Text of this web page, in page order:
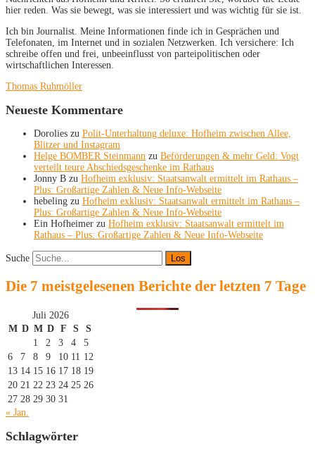
hier reden. Was sie bewegt, was sie interessiert und was wichtig für sie ist.
Ich bin Journalist. Meine Informationen finde ich in Gesprächen und
Telefonaten, im Internet und in sozialen Netzwerken. Ich versichere: Ich
schreibe offen und frei, unbeeinflusst von parteipolitischen oder
wirtschaftlichen Interessen.
Thomas Ruhmöller
Neueste Kommentare
Dorolies zu Polit-Unterhaltung deluxe: Hofheim zwischen Allee,
Blitzer und Instagram
Helge BOMBER Steinmann zu Beförderungen & mehr Geld: Vogt
verteilt teure Abschiedsgeschenke im Rathaus
Jonny B zu Hofheim exklusiv: Staatsanwalt ermittelt im Rathaus –
Plus: Großartige Zahlen & Neue Info-Webseite
hebeling zu Hofheim exklusiv: Staatsanwalt ermittelt im Rathaus –
Plus: Großartige Zahlen & Neue Info-Webseite
Ein Hofheimer zu Hofheim exklusiv: Staatsanwalt ermittelt im
Rathaus – Plus: Großartige Zahlen & Neue Info-Webseite
Suche
Die 7 meistgelesenen Berichte der letzten 7 Tage
Juli 2026
M D M D F S
S
1
2 3 4
5
6
7 8 9 10 11 12
13 14 15 16 17 18 19
20 21 22 23 24 25 26
27 28 29 30 31
« Jan.
Schlagwörter